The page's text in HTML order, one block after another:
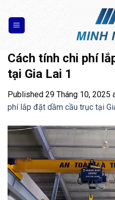
content
Cách tính chi phí
tại Gia Lai 1
Published 29 Tháng 10, 2025
phí lắp đặt dầm cầu trục tại